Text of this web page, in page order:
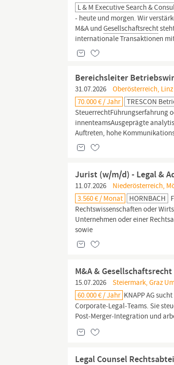
L & M Executive Search &
- heute und morgen. Wir
M&A undGesellschaftsrecht
internationale Transaktionen
Bereichsleiter
31.07.2026
Oberösterreich,
70.000 € / Jahr
TRESCON
SteuerrechtFührungserfahrung
innenteamsAusgeprägte
Auftreten, hohe
Jurist (w/m/d) - Legal &
11.07.2026
Niederösterreich,
3.560 € / Monat
HORNBACH
Rechtswissenschaften oder
Unternehmen oder einer
sowie
M&A &
15.07.2026
Steiermark, Graz
60.000 € / Jahr KNAPP AG
Corporate‑Legal‑Teams. Sie
Post‑Merger‑Integration und
Legal Counsel